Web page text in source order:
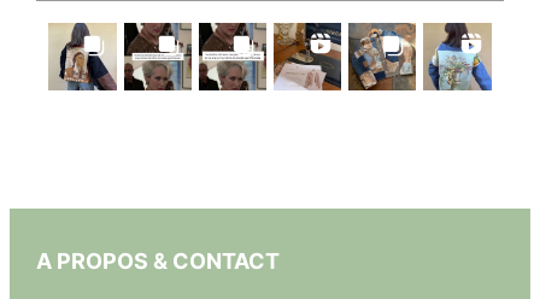
A PROPOS & CONTACT